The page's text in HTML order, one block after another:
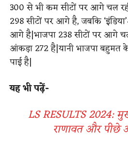
300 से भी कम सीटों पर आगे चल
298 सीटों पर आगे है, जबकि
आगे है|भाजपा 238 सीटों पर आगे
आंकड़ा 272 है|यानी भाजपा
पाई है|
यह भी पढ़ें-
LS RESULTS 2024:
राणावत और पीछे